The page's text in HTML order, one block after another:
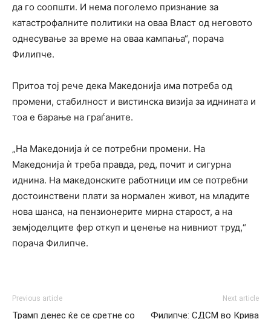
да го соопшти. И нема поголемо признание за
катастрофалните политики на оваа Власт од неговото
однесување за време на оваа кампања“, порача
Филипче.
Притоа тој рече дека Македонија има потреба од
промени, стабилност и вистинска визија за иднината и
тоа е барање на граѓаните.
„На Македонија ѝ се потребни промени. На
Македонија ѝ треба правда, ред, почит и сигурна
иднина. На македонските работници им се потребни
достоинствени плати за нормален живот, на младите
нова шанса, на пензионерите мирна старост, а на
земјоделците фер откуп и ценење на нивниот труд,“
порача Филипче.
Previous article
Трамп денес ќе се сретне со
Next article
Филипче: СДСМ во Крива